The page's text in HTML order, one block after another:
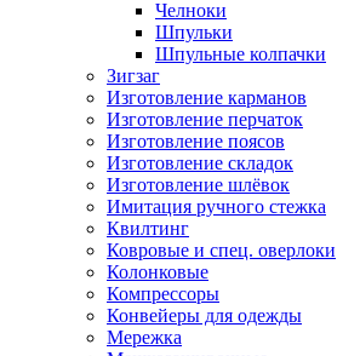
Челноки
Шпульки
Шпульные колпачки
Зигзаг
Изготовление карманов
Изготовление перчаток
Изготовление поясов
Изготовление складок
Изготовление шлёвок
Имитация ручного стежка
Квилтинг
Ковровые и спец. оверлоки
Колонковые
Компрессоры
Конвейеры для одежды
Мережка